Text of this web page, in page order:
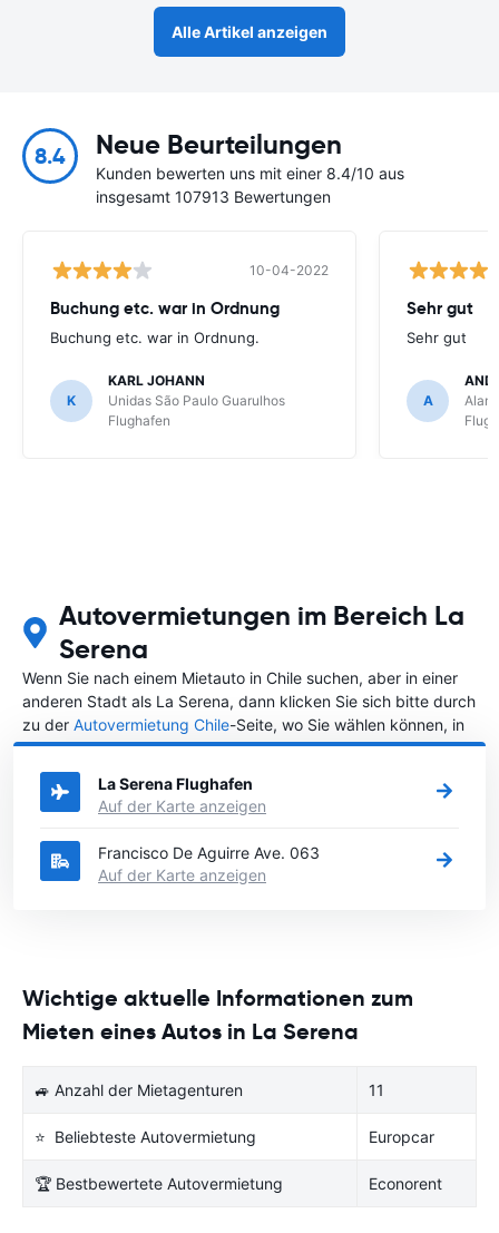
Alle Artikel anzeigen
8.4 Neue Beurteilungen
Kunden bewerten uns mit einer 8.4/10 aus
insgesamt 107913 Bewertungen
10-04-2022
Buchung etc. war in Ordnung
Buchung etc. war in Ordnung.
K
KARL JOHANN
Unidas São Paulo Guarulhos
Flughafen
Sehr gut
Sehr gut
A
Autovermietungen im Bereich La
Serena
Wenn Sie nach einem Mietauto in Chile suchen, aber in einer
anderen Stadt als La Serena, dann klicken Sie sich bitte durch
zu der Autovermietung Chile-Seite, wo Sie wählen können, in
welcher Stadt in Chile Sie ein Auto mieten möchten.
La Serena Flughafen
Auf der Karte anzeigen
Francisco De Aguirre Ave. 063
Auf der Karte anzeigen
Wichtige aktuelle Informationen zum
Mieten eines Autos in La Serena
🚙 Anzahl der Mietagenturen 11
⭐ Beliebteste Autovermietung Europcar
🏆 Bestbewertete Autovermietung Econorent